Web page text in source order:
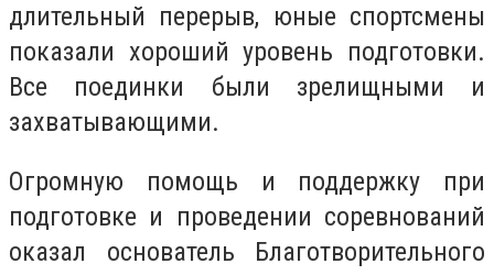
длительный перерыв, юные спортсмены
показали хороший уровень подготовки.
Все поединки были зрелищными и
захватывающими.
Огромную помощь и поддержку при
подготовке и проведении соревнований
оказал основатель Благотворительного